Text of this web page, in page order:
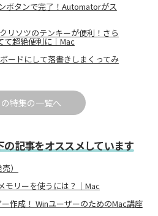
ボタンで完了！Automatorがス
リソツのテンキーが便利！さら
て超絶便利に｜Mac
ードにして落書きしまくってみ
の特集の一覧へ
記事をオススメしています
）
モリーを使うには？｜Mac
作成！ WinユーザーのためのMac講座